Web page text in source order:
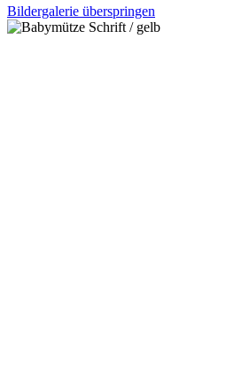
Bildergalerie überspringen